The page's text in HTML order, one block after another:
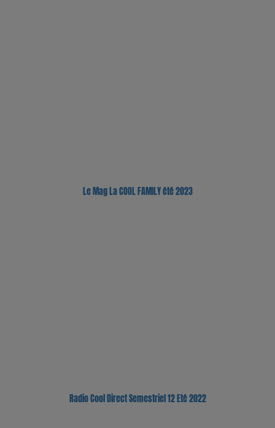
Le Mag La COOL FAMILY été 2023
Radio Cool Direct Semestriel 12 Eté 2022